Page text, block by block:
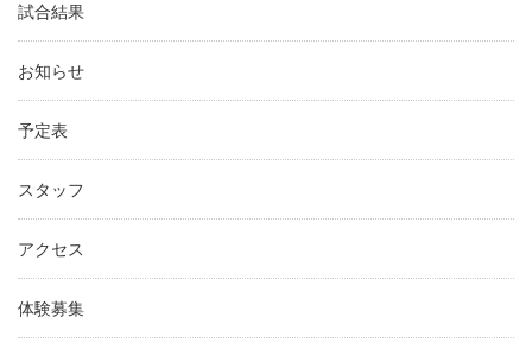
試合結果
お知らせ
予定表
スタッフ
アクセス
体験募集